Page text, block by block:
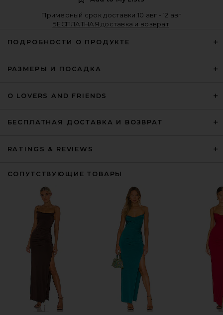
Примерный срок доставки:10 авг - 12 авг
БЕСПЛАТНАЯ доставка и возврат
ПОДРОБНОСТИ О ПРОДУКТЕ
РАЗМЕРЫ И ПОСАДКА
О LOVERS AND FRIENDS
БЕСПЛАТНАЯ ДОСТАВКА И ВОЗВРАТ
RATINGS & REVIEWS
СОПУТСТВУЮЩИЕ ТОВАРЫ